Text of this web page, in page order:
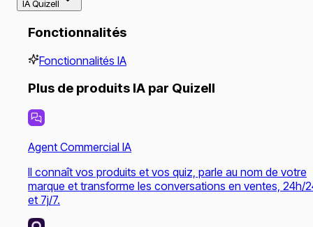
IA Quizell
Fonctionnalités
Fonctionnalités IA
Plus de produits IA par Quizell
Agent Commercial IA
Il connaît vos produits et vos quiz, parle au nom de votre
marque et transforme les conversations en ventes, 24h/
et 7j/7.